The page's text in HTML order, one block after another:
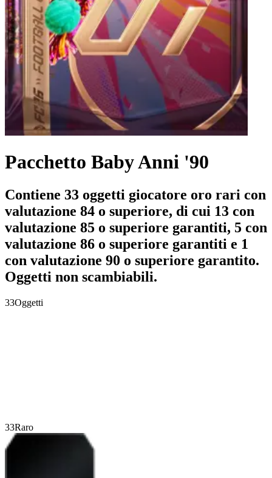
Pacchetto Baby Anni '90
Contiene 33 oggetti giocatore oro rari con
valutazione 84 o superiore, di cui 13 con
valutazione 85 o superiore garantiti, 5 con
valutazione 86 o superiore garantiti e 1
con valutazione 90 o superiore garantito.
Oggetti non scambiabili.
33Oggetti
33Raro